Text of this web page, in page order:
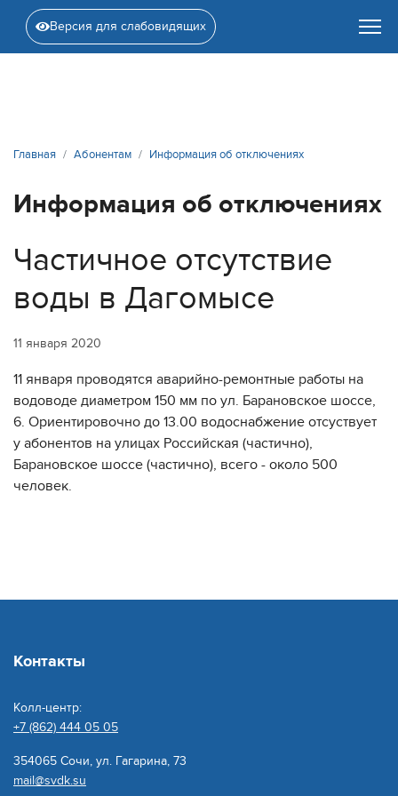
Версия для слабовидящих
Главная Абонентам Информация об отключениях
Информация об отключениях
Частичное отсутствие
воды в Дагомысе
11 января 2020
11 января проводятся аварийно-ремонтные работы на
водоводе диаметром 150 мм по ул. Барановское шоссе,
6. Ориентировочно до 13.00 водоснабжение отсуствует
у абонентов на улицах Российская (частично),
Барановское шоссе (частично), всего - около 500
человек.
Контакты
Колл-центр:
+7 (862) 444 05 05
354065 Сочи, ул. Гагарина, 73
mail@svdk.su